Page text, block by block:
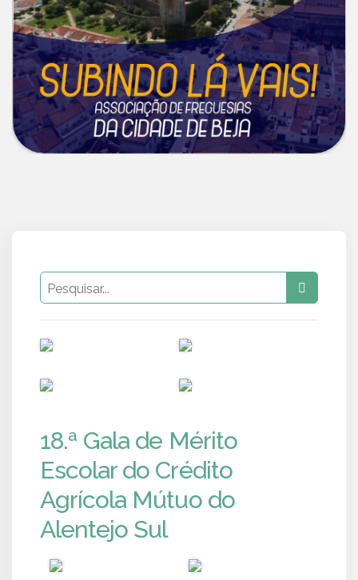
18.ª Gala de Mérito
Escolar do Crédito
Agrícola Mútuo do
Alentejo Sul